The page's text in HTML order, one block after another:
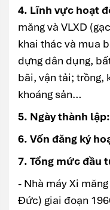
4. Lĩnh vực hoạt
măng và VLXD
khai thác và mua
dựng dân dụng,
bãi, vận tải; trồng,
khoáng sản…
5. Ngày thành lập:
6. Vốn đăng ký
7. Tổng mức đầu
- Nhà máy Xi
Đức) giai đoạn